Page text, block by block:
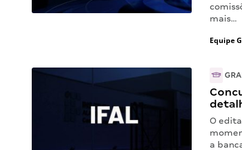
mais…
Equipe
O
a